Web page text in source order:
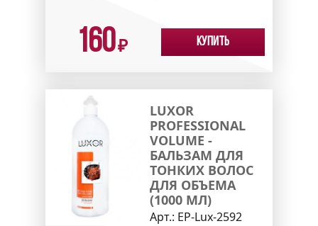
160₽ Купить
LUXOR
PROFESSIONAL
VOLUME -
БАЛЬЗАМ ДЛЯ
ТОНКИХ ВОЛОС
ДЛЯ ОБЪЕМА
(1000 МЛ)
Арт.: EP-Lux-2592